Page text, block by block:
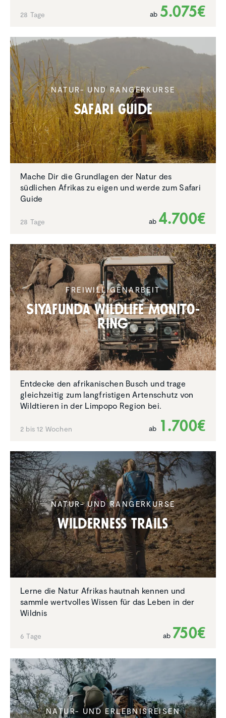
28 Tage ab 5.075€
NATUR- UND RANGERKURSE
Safari Guide
Mache Dir die Grundlagen der Natur des
südlichen Afrikas zu eigen und werde zum Safari
Guide
28 Tage ab 4.700€
FREIWIL­LI­GEN­AR­BEIT
Siyafunda Wildlife Monito­
ring
Entdecke den afrikanischen Busch und trage
gleichzeitig zum langfristigen Artenschutz von
Wildtieren in der Limpopo Region bei.
2 bis 12 Wochen ab 1.700€
NATUR- UND RANGERKURSE
Wilder­ness Trails
Lerne die Natur Afrikas hautnah kennen und
sammle wertvolles Wissen für das Leben in der
Wildnis
6 Tage ab 750€
NATUR- UND ERLEBNISREISEN